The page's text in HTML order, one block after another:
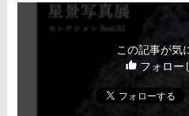
この記事が気
フォロー